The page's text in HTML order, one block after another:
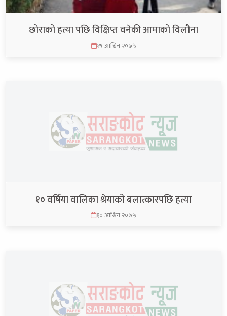
छोराको हत्या पछि विक्षिप्त वनेकी आमाको विलौना
१९ आश्विन २०७५
१० वर्षिया वालिका श्रेयाको बलात्कारपछि हत्या
१० आश्विन २०७५